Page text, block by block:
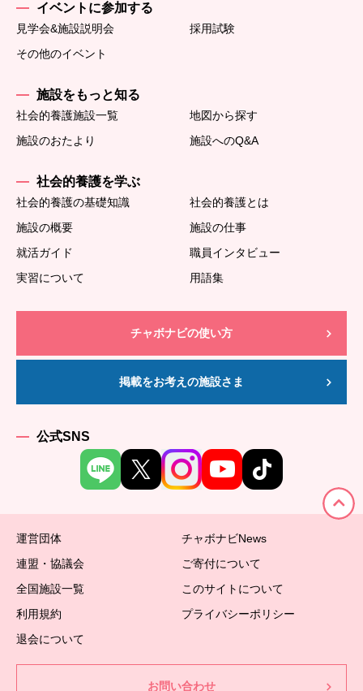
イベントに参加する
見学会&施設説明会
採用試験
その他のイベント
施設をもっと知る
社会的養護施設一覧
地図から探す
施設のおたより
施設へのQ&A
社会的養護を学ぶ
社会的養護の基礎知識
社会的養護とは
施設の概要
施設の仕事
就活ガイド
職員インタビュー
実習について
用語集
チャボナビの使い方
掲載をお考えの施設さま
公式SNS
運営団体
チャボナビNews
連盟・協議会
ご寄付について
全国施設一覧
このサイトについて
利用規約
プライバシーポリシー
退会について
お問い合わせ